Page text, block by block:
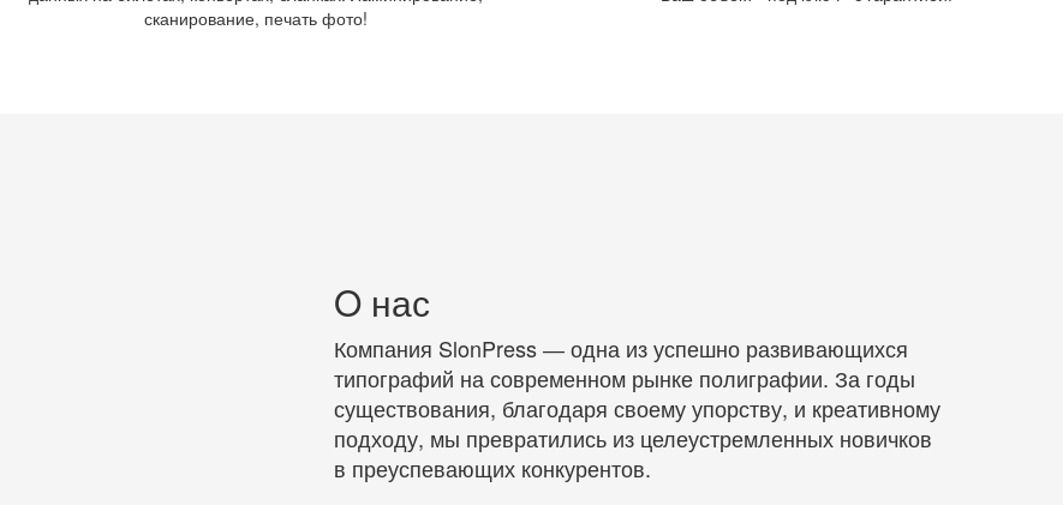
сканирование, печать фото!
O нас
Компания SlonPress ― одна из успешно развивающихся
типографий на современном рынке полиграфии. За годы
существования, благодаря своему упорству, и креативному
подходу, мы превратились из целеустремленных новичков
в преуспевающих конкурентов.